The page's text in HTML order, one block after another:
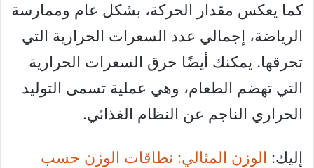
كما يعكس مقدار الحركة، بشكل عام وممارسة
الرياضة، إجمالي عدد السعرات الحرارية التي
تحرقها. يمكنك أيضًا حرق السعرات الحرارية
التي تهضم الطعام، وهي عملية تسمى التوليد
الحراري الناجم عن النظام الغذائي.
إليك: الوزن المثالي: نطاقات الوزن حسب